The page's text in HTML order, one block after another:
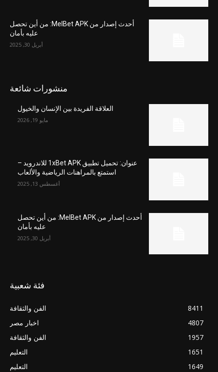
أحدث إصدار من MelBet APK: من أين تحصل
عليه بأمان
أبريل 30, 2025
منشورات شائعة
العلاقة الفريدة بين الإنسان والخيول
مايو 19, 2026
عنوان: تحميل تطبيق 1xBet APK للاندرويد –
استمتع بالمراهنات الرياضية والألعاب
أغسطس 13, 2025
أحدث إصدار من MelBet APK: من أين تحصل
عليه بأمان
أبريل 30, 2025
فئة شعبية
الفن والثقافة
8411
اخبار مصر
4807
الفن والثقافة
1957
التعليم
1651
التعليم
1649